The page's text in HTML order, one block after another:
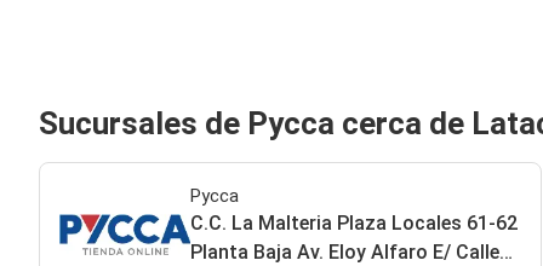
Sucursales de Pycca cerca de
Pycca
C.C. La Malteria Plaza Locales 61-62
Planta Baja Av. Eloy Alfaro E/ Calle